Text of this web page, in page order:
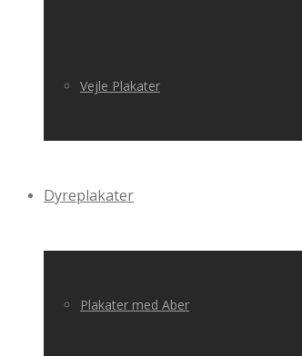
Vejle Plakater
Dyreplakater
Plakater med Aber